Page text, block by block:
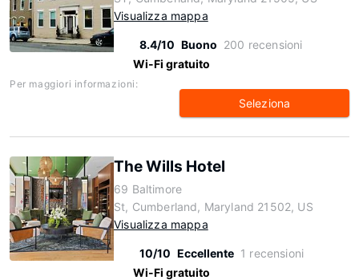
Visualizza mappa
8.4/10 Buono 200 recensioni
Wi-Fi gratuito
Per maggiori informazioni:
Seleziona
The Wills Hotel
69 Baltimore
St, Cumberland, Maryland 21502, US
Visualizza mappa
10/10 Eccellente 1 recensioni
Wi-Fi gratuito